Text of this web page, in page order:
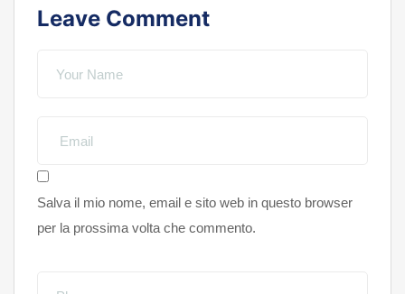
Leave Comment
Salva il mio nome, email e sito web in questo browser
per la prossima volta che commento.